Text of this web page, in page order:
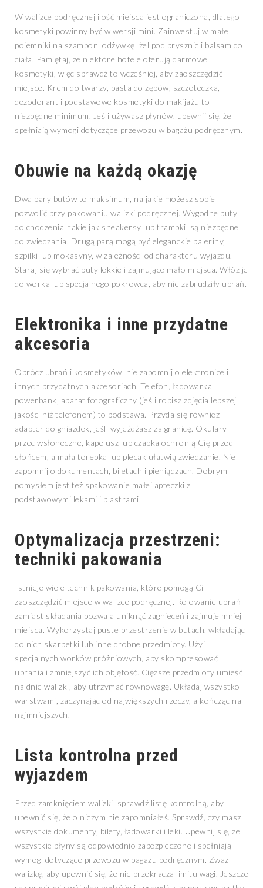
W walizce podręcznej ilość miejsca jest ograniczona, dlatego
kosmetyki powinny być w wersji mini. Zainwestuj w małe
pojemniki na szampon, odżywkę, żel pod prysznic i balsam do
ciała. Pamiętaj, że niektóre hotele oferują darmowe
kosmetyki, więc sprawdź to wcześniej, aby zaoszczędzić
miejsce. Krem do twarzy, pasta do zębów, szczoteczka,
dezodorant i podstawowe kosmetyki do makijażu to
niezbędne minimum. Jeśli używasz płynów, upewnij się, że
spełniają wymogi dotyczące przewozu w bagażu podręcznym.
Obuwie na każdą okazję
Dwa pary butów to maksimum, na jakie możesz sobie
pozwolić przy pakowaniu walizki podręcznej. Wygodne buty
do chodzenia, takie jak sneakersy lub trampki, są niezbędne
do zwiedzania. Drugą parą mogą być eleganckie baleriny,
szpilki lub mokasyny, w zależności od charakteru wyjazdu.
Staraj się wybrać buty lekkie i zajmujące mało miejsca. Włóż je
do worka lub specjalnego pokrowca, aby nie zabrudziły ubrań.
Elektronika i inne przydatne
akcesoria
Oprócz ubrań i kosmetyków, nie zapomnij o elektronice i
innych przydatnych akcesoriach. Telefon, ładowarka,
powerbank, aparat fotograficzny (jeśli robisz zdjęcia lepszej
jakości niż telefonem) to podstawa. Przyda się również
adapter do gniazdek, jeśli wyjeżdżasz za granicę. Okulary
przeciwsłoneczne, kapelusz lub czapka ochronią Cię przed
słońcem, a mała torebka lub plecak ułatwią zwiedzanie. Nie
zapomnij o dokumentach, biletach i pieniądzach. Dobrym
pomysłem jest też spakowanie małej apteczki z
podstawowymi lekami i plastrami.
Optymalizacja przestrzeni:
techniki pakowania
Istnieje wiele technik pakowania, które pomogą Ci
zaoszczędzić miejsce w walizce podręcznej. Rolowanie ubrań
zamiast składania pozwala uniknąć zagnieceń i zajmuje mniej
miejsca. Wykorzystaj puste przestrzenie w butach, wkładając
do nich skarpetki lub inne drobne przedmioty. Użyj
specjalnych worków próżniowych, aby skompresować
ubrania i zmniejszyć ich objętość. Cięższe przedmioty umieść
na dnie walizki, aby utrzymać równowagę. Układaj wszystko
warstwami, zaczynając od największych rzeczy, a kończąc na
najmniejszych.
Lista kontrolna przed
wyjazdem
Przed zamknięciem walizki, sprawdź listę kontrolną, aby
upewnić się, że o niczym nie zapomniałeś. Sprawdź, czy masz
wszystkie dokumenty, bilety, ładowarki i leki. Upewnij się, że
wszystkie płyny są odpowiednio zabezpieczone i spełniają
wymogi dotyczące przewozu w bagażu podręcznym. Zważ
walizkę, aby upewnić się, że nie przekracza limitu wagi. Jeszcze